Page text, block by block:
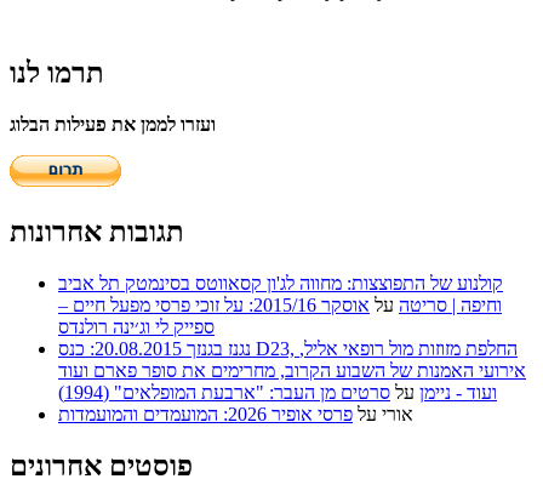
תרמו לנו
ועזרו לממן את פעילות הבלוג
תגובות אחרונות
קולנוע של התפוצצות: מחווה לג'ון קסאווטס בסינמטק תל אביב
וחיפה | סריטה על
אוסקר 2015/16: על זוכי פרסי מפעל חיים –
ספייק לי וג׳ינה רולנדס
נגנז בגנזך 20.08.2015: כנס D23, החלפת מזוזות מול רופאי אליל,
אירועי האמנות של השבוע הקרוב, מחרימים את סופר פארם ועוד
ועוד - ניימן על סרטים מן העבר: "ארבעת המופלאים" (1994)
אורי על פרסי אופיר 2026: המועמדים והמועמדות
פוסטים אחרונים